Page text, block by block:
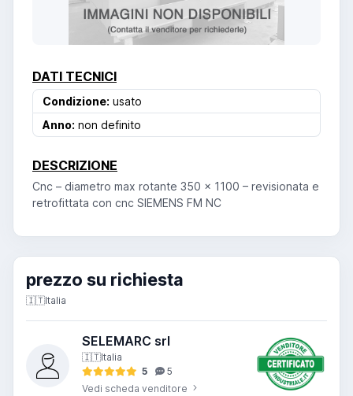
DATI TECNICI
Condizione: usato
Anno: non definito
DESCRIZIONE
Cnc – diametro max rotante 350 x 1100 – revisionata e
retrofittata con cnc SIEMENS FM NC
prezzo su richiesta
🇮🇹Italia
SELEMARC srl
🇮🇹Italia
5
5
Vedi scheda venditore